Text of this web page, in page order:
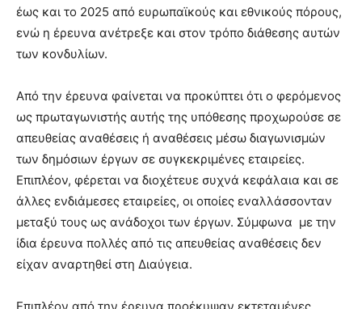
έως και το 2025 από ευρωπαϊκούς και εθνικούς πόρους,
ενώ η έρευνα ανέτρεξε και στον τρόπο διάθεσης αυτών
των κονδυλίων.
Από την έρευνα φαίνεται να προκύπτει ότι ο φερόμενος
ως πρωταγωνιστής αυτής της υπόθεσης προχωρούσε σε
απευθείας αναθέσεις ή αναθέσεις μέσω διαγωνισμών
των δημόσιων έργων σε συγκεκριμένες εταιρείες.
Επιπλέον, φέρεται να διοχέτευε συχνά κεφάλαια και σε
άλλες ενδιάμεσες εταιρείες, οι οποίες εναλλάσσονταν
μεταξύ τους ως ανάδοχοι των έργων. Σύμφωνα με την
ίδια έρευνα πολλές από τις απευθείας αναθέσεις δεν
είχαν αναρτηθεί στη Διαύγεια.